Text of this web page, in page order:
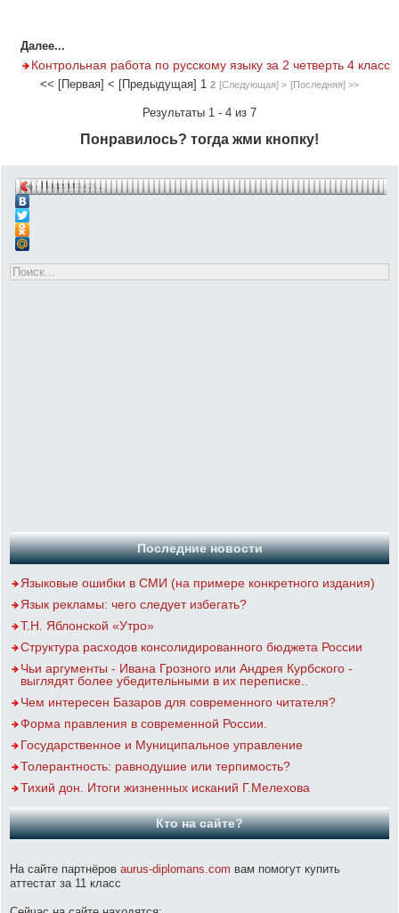
Далее...
Контрольная работа по русскому языку за 2 четверть 4 класс
<< [Первая] < [Предыдущая] 1 2 [Следующая] > [Последняя] >>
Результаты 1 - 4 из 7
Понравилось? тогда жми кнопку!
Поделиться…
Последние новости
Языковые ошибки в СМИ (на примере конкретного издания)
Язык рекламы: чего следует избегать?
Т.Н. Яблонской «Утро»
Структура расходов консолидированного бюджета России
Чьи аргументы - Ивана Грозного или Андрея Курбского -
выглядят более убедительными в их переписке..
Чем интересен Базаров для современного читателя?
Форма правления в современной России.
Государственное и Муниципальное управление
Толерантность: равнодушие или терпимость?
Тихий дон. Итоги жизненных исканий Г.Мелехова
Кто на сайте?
На сайте партнёров aurus-diplomans.com вам помогут купить
аттестат за 11 класс